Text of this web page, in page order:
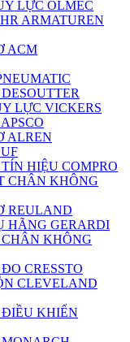
LỰC OLMEC
ARMATUREN
ACM
LỰC VICKERS
ALREN
HIỆU COMPRO
CHÂN KHÔNG
REULAND
HÃNG GERARDI
KHÔNG
CRESSTO
CLEVELAND
ĐIỀU KHIỂN